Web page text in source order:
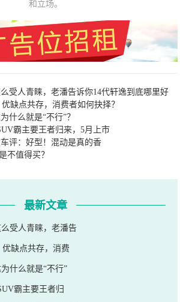
和立场。
受人青睐，老潘告诉你14代轩逸到底哪里好
缺点共存，消费者如何抉择？
什么就是“不行”？
霸主要王者归来，5月上市
评：好型！混动是真的香
不值得买？
最新文章
受人青睐，老潘告
缺点共存，消费
什么就是“不行”
霸主要王者归